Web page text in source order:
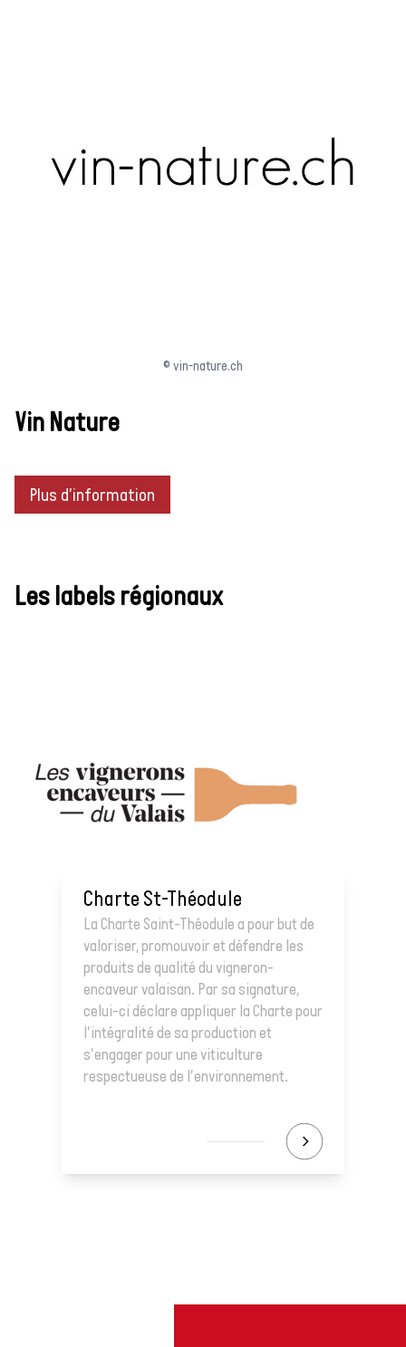
© vin-nature.ch
Vin Nature
Plus d'information
Les labels régionaux
Charte St-Théodule
La Charte Saint-Théodule a pour but de
valoriser, promouvoir et défendre les
produits de qualité du vigneron-
encaveur valaisan. Par sa signature,
celui-ci déclare appliquer la Charte pour
l'intégralité de sa production et
s'engager pour une viticulture
respectueuse de l'environnement.